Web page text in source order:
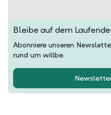
Bleibe auf dem
Abonniere unseren
rund um willbe.